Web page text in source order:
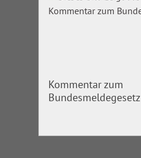
Kommentar zum
Bundesmeldegesetz